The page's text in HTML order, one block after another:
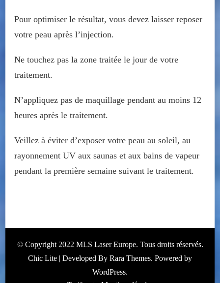
Pour optimiser le résultat, vous devez laisser reposer
votre peau après l’injection.
Ne touchez pas la zone traitée le jour de votre
traitement.
N’appliquez pas de maquillage pendant au moins 12
heures après le traitement.
Veillez à éviter d’exposer votre peau au soleil, au
rayonnement UV aux saunas et aux bains de vapeur
pendant la première semaine suivant le traitement.
© Copyright 2022 MLS Laser Europe. Tous droits réservés.
Chic Lite | Developed By Rara Themes. Powered by
WordPress.